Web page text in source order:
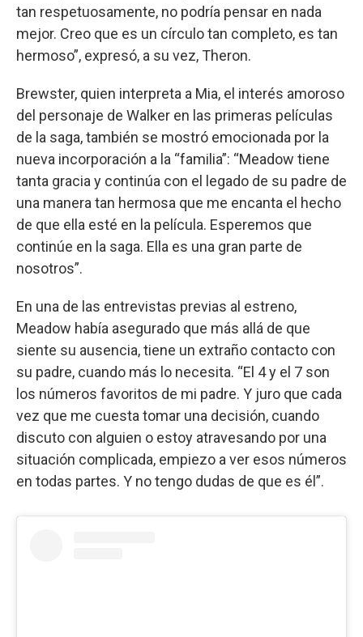
tan respetuosamente, no podría pensar en nada
mejor. Creo que es un círculo tan completo, es tan
hermoso”, expresó, a su vez, Theron.
Brewster, quien interpreta a Mia, el interés amoroso
del personaje de Walker en las primeras películas
de la saga, también se mostró emocionada por la
nueva incorporación a la “familia”: “Meadow tiene
tanta gracia y continúa con el legado de su padre de
una manera tan hermosa que me encanta el hecho
de que ella esté en la película. Esperemos que
continúe en la saga. Ella es una gran parte de
nosotros”.
En una de las entrevistas previas al estreno,
Meadow había asegurado que más allá de que
siente su ausencia, tiene un extraño contacto con
su padre, cuando más lo necesita. “El 4 y el 7 son
los números favoritos de mi padre. Y juro que cada
vez que me cuesta tomar una decisión, cuando
discuto con alguien o estoy atravesando por una
situación complicada, empiezo a ver esos números
en todas partes. Y no tengo dudas de que es él”.